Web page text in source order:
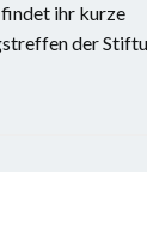
ihr kurze
der